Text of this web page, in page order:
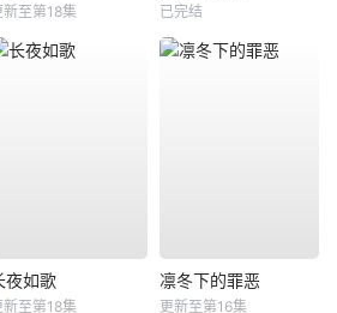
新至第18集 已完结
夜如歌
新至第18集
凛冬下的罪恶
更新至第16集